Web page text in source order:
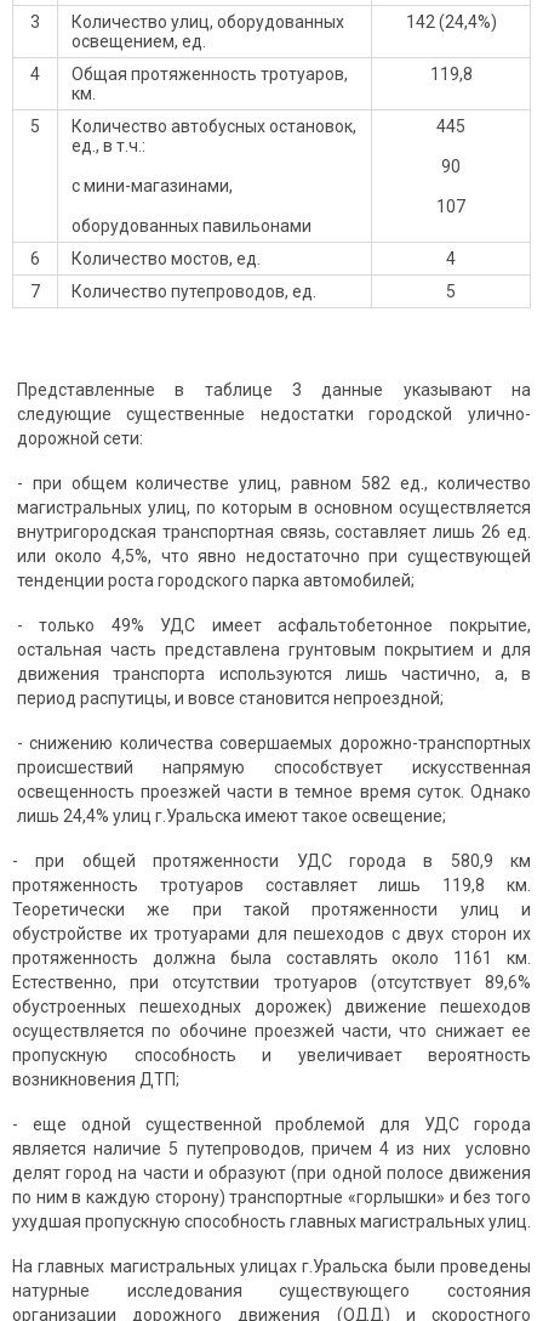
3
Количество улиц, оборудованных
освещением, ед.
142 (24,4%)
4
Общая протяженность тротуаров,
км.
119,8
5
Количество автобусных остановок,
ед., в т.ч.:
с мини-магазинами,
оборудованных павильонами
445
90
107
6 Количество мостов, ед.
4
7
Количество путепроводов, ед. 5
Представленные в таблице 3 данные указывают на
следующие существенные недостатки городской улично-
дорожной сети:
- при общем количестве улиц, равном 582 ед., количество
магистральных улиц, по которым в основном осуществляется
внутригородская транспортная связь, составляет лишь 26 ед.
или около 4,5%, что явно недостаточно при существующей
тенденции роста городского парка автомобилей;
- только 49% УДС имеет асфальтобетонное покрытие,
остальная часть представлена грунтовым покрытием и для
движения транспорта используются лишь частично, a, в
период распутицы, и вовсе становится непроездной;
- снижению количества совершаемых дорожно-транспортных
происшествий напрямую способствует искусственная
освещенность проезжей части в темное время суток. Однако
лишь 24,4% улиц г.Уральска имеют такое освещение;
- при общей протяженности УДС города в 580,9 км
протяженность тротуаров составляет лишь 119,8 км.
Теоретически же при такой протяженности улиц и
обустройстве их тротуарами для пешеходов с двух сторон их
протяженность должна была составлять около 1161 км.
Естественно, при отсутствии тротуаров (отсутствует 89,6%
обустроенных пешеходных дорожек) движение пешеходов
осуществляется по обочине проезжей части, что снижает ее
пропускную способность и увеличивает вероятность
возникновения ДТП;
- еще одной существенной проблемой для УДС города
является наличие 5 путепроводов, причем 4 из них условно
делят город на части и образуют (при одной полосе движения
по ним в каждую сторону) транспортные «горлышки» и без того
ухудшая пропускную способность главных магистральных улиц.
На главных магистральных улицах г.Уральска были проведены
натурные исследования существующего состояния
организации дорожного движения (ОДД) и скоростного